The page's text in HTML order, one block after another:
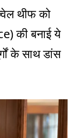
थीफ को
की बनाई ये
के साथ डांस